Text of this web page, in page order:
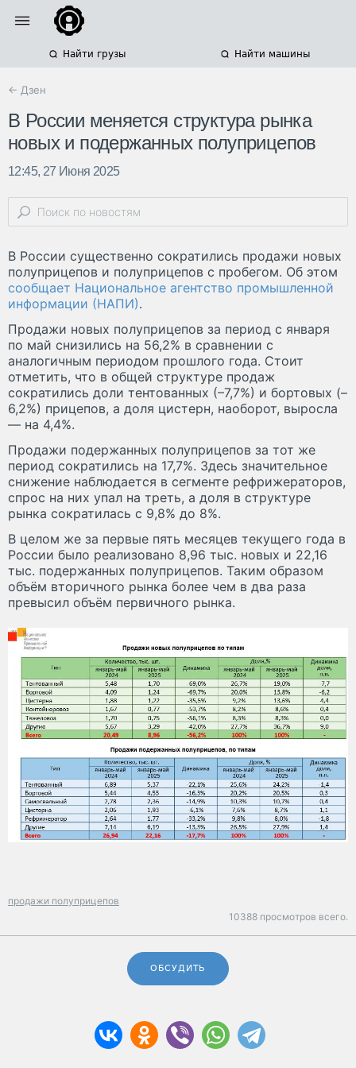
Найти грузы Найти машины
← Дзен
В России меняется структура рынка
новых и подержанных полуприцепов
12:45, 27 Июня 2025
В России существенно сократились продажи новых
полуприцепов и полуприцепов с пробегом. Об этом
сообщает Национальное агентство промышленной
информации (НАПИ).
Продажи новых полуприцепов за период с января
по май снизились на 56,2% в сравнении с
аналогичным периодом прошлого года. Стоит
отметить, что в общей структуре продаж
сократились доли тентованных (–7,7%) и бортовых (–
6,2%) прицепов, а доля цистерн, наоборот, выросла
— на 4,4%.
Продажи подержанных полуприцепов за тот же
период сократились на 17,7%. Здесь значительное
снижение наблюдается в сегменте рефрижераторов,
спрос на них упал на треть, а доля в структуре
рынка сократилась с 9,8% до 8%.
В целом же за первые пять месяцев текущего года в
России было реализовано 8,96 тыс. новых и 22,16
тыс. подержанных полуприцепов. Таким образом
объём вторичного рынка более чем в два раза
превысил объём первичного рынка.
продажи полуприцепов
10388 просмотров всего.
ОБСУДИТЬ